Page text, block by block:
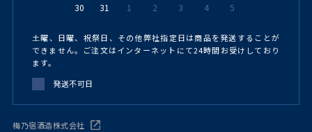
30 31 1 2 3 4 5
土曜、日曜、祝祭日、その他弊社指定日は商品を発送することが
できません。ご注文はインターネットにて24時間お受けしており
ます。
発送不可日
梅乃宿酒造株式会社